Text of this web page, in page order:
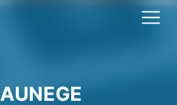
AUNEGE